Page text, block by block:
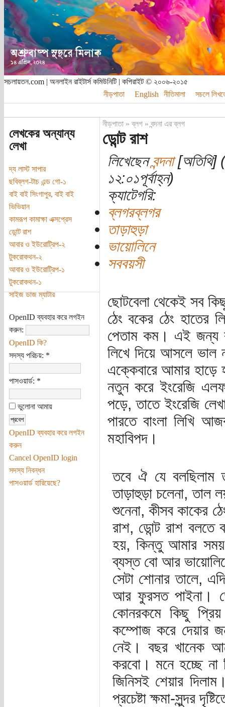
সচলায়তন.com | অনলাইন রাইটার্স কমিউনিটি | কপিরাইট © ২০০৬-২০১৫
নীড়পাতা
English নীতিমালা সচলে
লেখকের অন্যান্য
লেখা
দ্য লাস্ট সাপার
ছবিব্লগ-টাচ এন্ড গো-১
বাই বাই সিংগাপুর, বাই বাই
ভিভিয়ান
কামরূপ কামাক্ষা এক্সপ্রেস
ডোন্ট রাশ
আবার ও ইউরোট্রিপ-২
টুকরোকথন-২
আবার ও ইউরোট্রিপ-১
টুকরোকথন-১
সাইজ ডাজ ম্যাটার
OpenID ব্যবহার করে লগইন
করুন:
OpenID কি?
সদস্য পরিচয়: *
পাসওয়ার্ড: *
ভুলোনা আমায়
OpenID ব্যবহার করে লগইন
করুন
Cancel OpenID login
সদস্য নিবন্ধন
পাসওয়ার্ড হারিয়েছে?
নীড়পাতা»ব্লগ» বন্দনা এর ব্লগ
ডোন্ট রাশ
লিখেছেনবন্দনা[অতিথি]
১২:০১পূর্বাহ্ন)
ক্যাটেগরি:
ব্লগরব্লগর
তাড়াহুড়া
ভায়োলিনে
সববয়সী
ছোটবেলা থেকেই সব
ঠেং বকের ঠেং হাতের
পেতাম কম। এই জন্য
লিখে দিয়ে আসলে ভাল
এক্কেবারে আমার হাড়ে
নতুন করে ইংরেজি
পড়ে, তাতে ইংরেজি
পারতে বাংলা লিখি
মহাবিপদ।
তবে ঐ যে বলছিলাম
তাড়াহুড়া চলেনা, তাল
শুনেনা, কীসব কাকের
রাশ, ডোন্ট রাশ বলতে
হয়, কিন্তু আমার
ব্যস্ত বো আর
সেটা শোনার তালে,
আর ফুরসত পাইনা।
কোনরকমে কিছু
কম্পোজ করে দেয়ার
নেই। বছর খানেক
করবো। মনে হচ্ছে না
জিনিসই শেয়ার
প্রচেষ্টা ক্ষমা-সুন্দর